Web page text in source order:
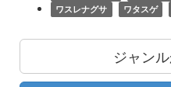
ワスレナグサ
ワタスゲ
ジャン